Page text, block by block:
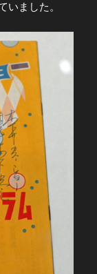
いました。